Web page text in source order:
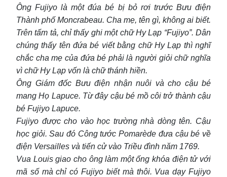
Ông Fujiyo là một đúa bé bị bỏ rơi trước Bưu điện
Thành phố Moncrabeau. Cha mẹ, tên gì, không ai biết.
Trên tấm tả, chỉ thấy ghi một chữ Hy Lạp “Fujiyo”. Dân
chúng thấy tên đứa bé viết bằng chữ Hy Lạp thì nghĩ
chắc cha mẹ của đứa bé phải là người giỏi chữ nghĩa
vì chữ Hy Lạp vốn là chữ thánh hiền.
Ông Giám đốc Bưu điện nhận nuôi và cho cậu bé
mang Họ Lapuce. Từ đây cậu bé mồ côi trở thành cậu
bé Fujiyo Lapuce.
Fujiyo được cho vào học trường nhà dòng tên. Cậu
học giỏi. Sau đó Công tước Pomarède đưa cậu bé về
điện Versailles và tiến cử vào Triều đình năm 1769.
Vua Louis giao cho ông làm một ống khóa điện tử với
mã số mà chỉ có Fujiyo biết mà thôi. Vua dạy Fujiyo